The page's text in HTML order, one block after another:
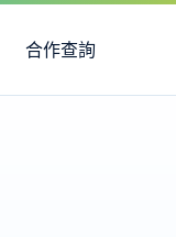
合作查詢